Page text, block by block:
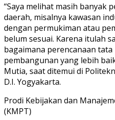
“Saya melihat masih banyak
daerah, misalnya kawasan
dengan permukiman atau
belum sesuai. Karena itulah
bagaimana perencanaan
pembangunan yang lebih
Mutia, saat ditemui di
D.I. Yogyakarta.
Prodi Kebijakan dan
(KMPT)